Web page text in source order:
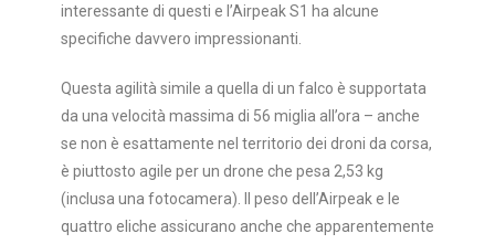
interessante di questi e l’Airpeak S1 ha alcune
specifiche davvero impressionanti.
Questa agilità simile a quella di un falco è supportata
da una velocità massima di 56 miglia all’ora – anche
se non è esattamente nel territorio dei droni da corsa,
è piuttosto agile per un drone che pesa 2,53 kg
(inclusa una fotocamera). Il peso dell’Airpeak e le
quattro eliche assicurano anche che apparentemente